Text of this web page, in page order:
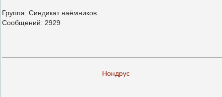
Группа: Синдикат наёмников
Сообщений: 2929
Нондрус